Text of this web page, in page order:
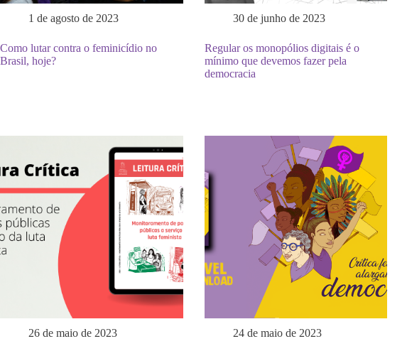
1 de agosto de 2023
Como lutar contra o feminicídio no
Brasil, hoje?
30 de junho de 2023
Regular os monopólios digitais é o
mínimo que devemos fazer pela
democracia
26 de maio de 2023 24 de maio de 2023